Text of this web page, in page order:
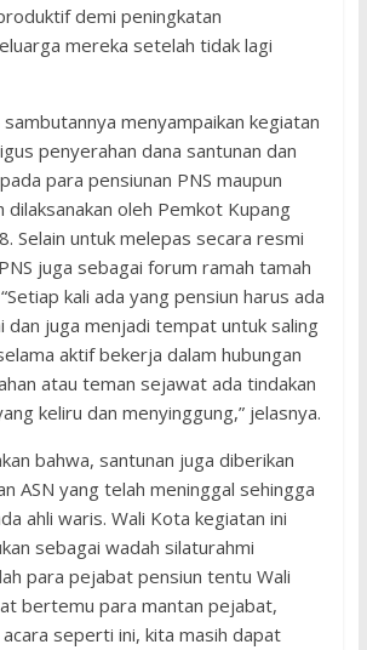
demi peningkatan
mereka setelah tidak lagi
menyampaikan kegiatan
penyerahan dana santunan dan
para pensiunan PNS maupun
oleh Pemkot Kupang
Selain untuk melepas secara resmi
juga sebagai forum ramah tamah
kali ada yang pensiun harus ada
dan juga menjadi tempat untuk saling
aktif bekerja dalam hubungan
atau teman sejawat ada tindakan
keliru dan menyinggung,” jelasnya.
bahwa, santunan juga diberikan
ASN yang telah meninggal sehingga
ahli waris. Wali Kota kegiatan ini
sebagai wadah silaturahmi
para pejabat pensiun tentu Wali
bertemu para mantan pejabat,
acara seperti ini, kita masih dapat